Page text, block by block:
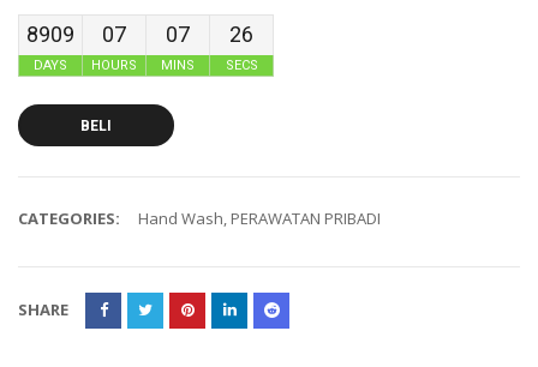
8909
DAYS
07
HOURS
07
MINS
25
SECS
BELI
CATEGORIES: Hand Wash, PERAWATAN PRIBADI
SHARE